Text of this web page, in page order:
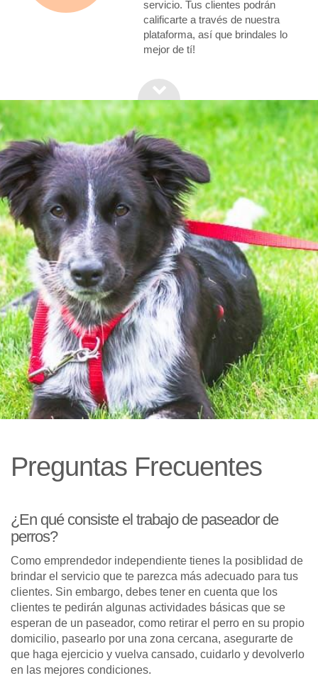
servicio. Tus clientes podrán
calificarte a través de nuestra
plataforma, así que brindales lo
mejor de tí!
Preguntas Frecuentes
¿En qué consiste el trabajo de paseador de
perros?
Como emprendedor independiente tienes la posiblidad de
brindar el servicio que te parezca más adecuado para tus
clientes. Sin embargo, debes tener en cuenta que los
clientes te pedirán algunas actividades básicas que se
esperan de un paseador, como retirar el perro en su propio
domicilio, pasearlo por una zona cercana, asegurarte de
que haga ejercicio y vuelva cansado, cuidarlo y devolverlo
en las mejores condiciones.